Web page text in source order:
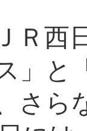
Ｒ西
」
さら